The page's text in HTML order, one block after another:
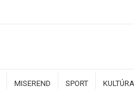
MISEREND SPORT KULTÚRA